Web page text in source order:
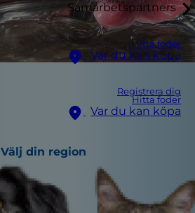
Samarbetspartners
Hitta foder
Var du kan köpa
Registrera dig
Hitta foder
Var du kan köpa
Välj din region